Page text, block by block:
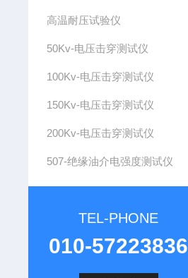
高温耐压试验仪
50Kv-电压击穿测试仪
100Kv-电压击穿测试仪
150Kv-电压击穿测试仪
200Kv-电压击穿测试仪
507-绝缘油介电强度测试仪
TEL-PHONE
010-57223836